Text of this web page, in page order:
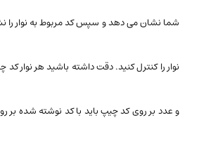
شما نشان می دهد و سپس کد مربوط به نوار را
نوار را کنترل کنید. دقت داشته باشید هر نوار
و عدد بر روی کد چیپ باید با کد نوشته شده بر